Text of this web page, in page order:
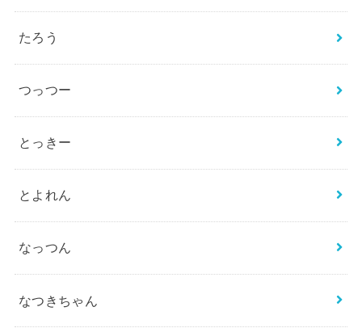
たろう
つっつー
とっきー
とよれん
なっつん
なつきちゃん